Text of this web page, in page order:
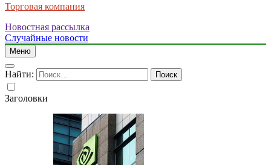
Торговая компания
Новостная рассылка
Случайные новости
Меню
Найти:
Заголовки